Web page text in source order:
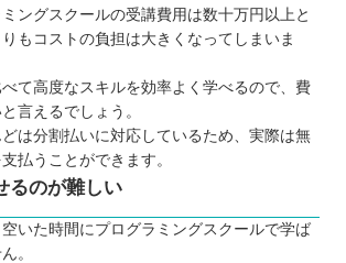
ングスクールの受講費用は数十万円以上と
もコストの負担は大きくなってしまいま
て高度なスキルを効率よく学べるので、費
言えるでしょう。
は分割払いに対応しているため、実際は無
払うことができます。
るのが難しい
いた時間にプログラミングスクールで学ば
。